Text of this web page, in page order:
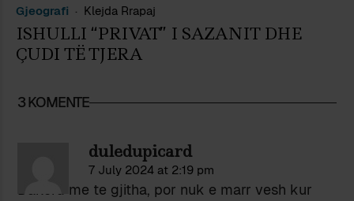
Gjeografi Klejda Rrapaj
ISHULLI “PRIVAT” I SAZANIT DHE
ÇUDI TË TJERA
3 KOMENTE
duledupicard
7 July 2024 at 2:19 pm
Dakord me te gjitha, por nuk e marr vesh kur